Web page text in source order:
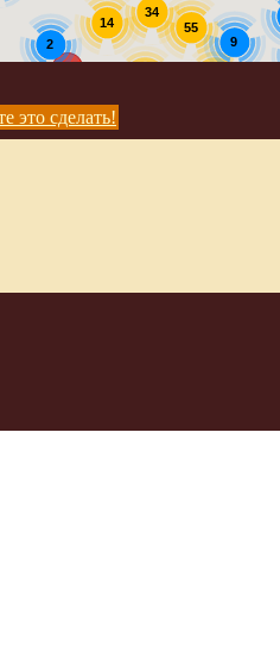
34
55
9
14
2
это сделать!